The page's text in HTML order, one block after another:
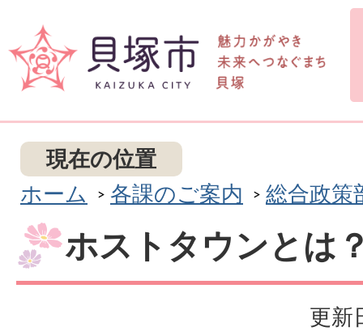
現在の位置
ホーム
各課のご案内 総合政策
ホストタウンとは
更新